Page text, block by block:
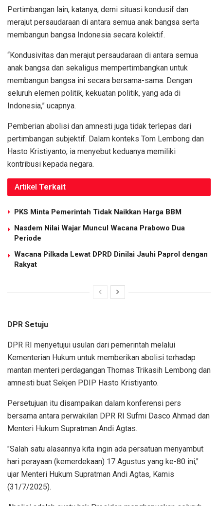
Pertimbangan lain, katanya, demi situasi kondusif dan
merajut persaudaraan di antara semua anak bangsa serta
membangun bangsa Indonesia secara kolektif.
“Kondusivitas dan merajut persaudaraan di antara semua
anak bangsa dan sekaligus mempertimbangkan untuk
membangun bangsa ini secara bersama-sama. Dengan
seluruh elemen politik, kekuatan politik, yang ada di
Indonesia,” ucapnya.
Pemberian abolisi dan amnesti juga tidak terlepas dari
pertimbangan subjektif. Dalam konteks Tom Lembong dan
Hasto Kristiyanto, ia menyebut keduanya memiliki
kontribusi kepada negara.
Artikel Terkait
PKS Minta Pemerintah Tidak Naikkan Harga BBM
Nasdem Nilai Wajar Muncul Wacana Prabowo Dua
Periode
Wacana Pilkada Lewat DPRD Dinilai Jauhi Paprol dengan
Rakyat
DPR Setuju
DPR RI menyetujui usulan dari pemerintah melalui
Kementerian Hukum untuk memberikan abolisi terhadap
mantan menteri perdagangan Thomas Trikasih Lembong dan
amnesti buat Sekjen PDIP Hasto Kristiyanto.
Persetujuan itu disampaikan dalam konferensi pers
bersama antara perwakilan DPR RI Sufmi Dasco Ahmad dan
Menteri Hukum Supratman Andi Agtas.
"Salah satu alasannya kita ingin ada persatuan menyambut
hari perayaan (kemerdekaan) 17 Agustus yang ke-80 ini,"
ujar Menteri Hukum Supratman Andi Agtas, Kamis
(31/7/2025).